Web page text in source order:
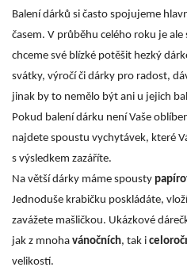
Balení dárků si často spojujeme
časem. V průběhu celého roku je
chceme své blízké potěšit hezký
svátky, výročí či dárky pro radost,
jinak by to nemělo být ani u jejich
Pokud balení dárku není Vaše
najdete spoustu vychytávek, které
s výsledkem zazáříte.
Na větší dárky máme spousty
Jednoduše krabičku poskládáte,
zavážete mašličkou. Ukázkové
jak z mnoha vánočních, tak i
velikostí.